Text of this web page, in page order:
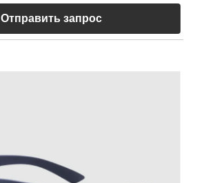
Отправить запрос